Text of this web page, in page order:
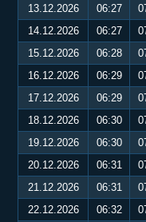
13.12.2026
06:27
14.12.2026
06:27
15.12.2026
06:28
16.12.2026
06:29
17.12.2026
06:29
18.12.2026
06:30
19.12.2026
06:30
20.12.2026
06:31
21.12.2026
06:31
22.12.2026
06:32